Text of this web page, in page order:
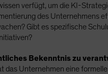
verfügt, um die KI-
des Unternehmens
Gibt es spezifische
Bekenntnis zu
das Unternehmen eine